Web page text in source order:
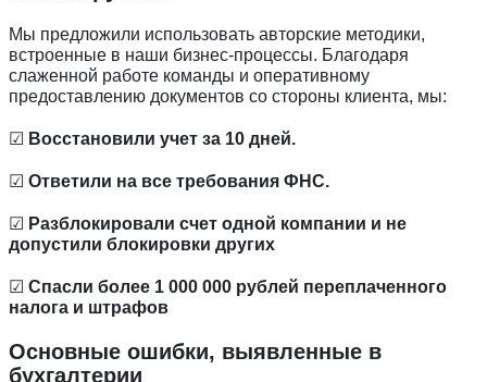
Мы предложили использовать авторские методики,
встроенные в наши бизнес-процессы. Благодаря
слаженной работе команды и оперативному
предоставлению документов со стороны клиента, мы:
☑ Восстановили учет за 10 дней.
☑ Ответили на все требования ФНС.
☑ Разблокировали счет одной компании и не
допустили блокировки других
☑ Спасли более 1 000 000 рублей переплаченного
налога и штрафов
Основные ошибки, выявленные в
бухгалтерии